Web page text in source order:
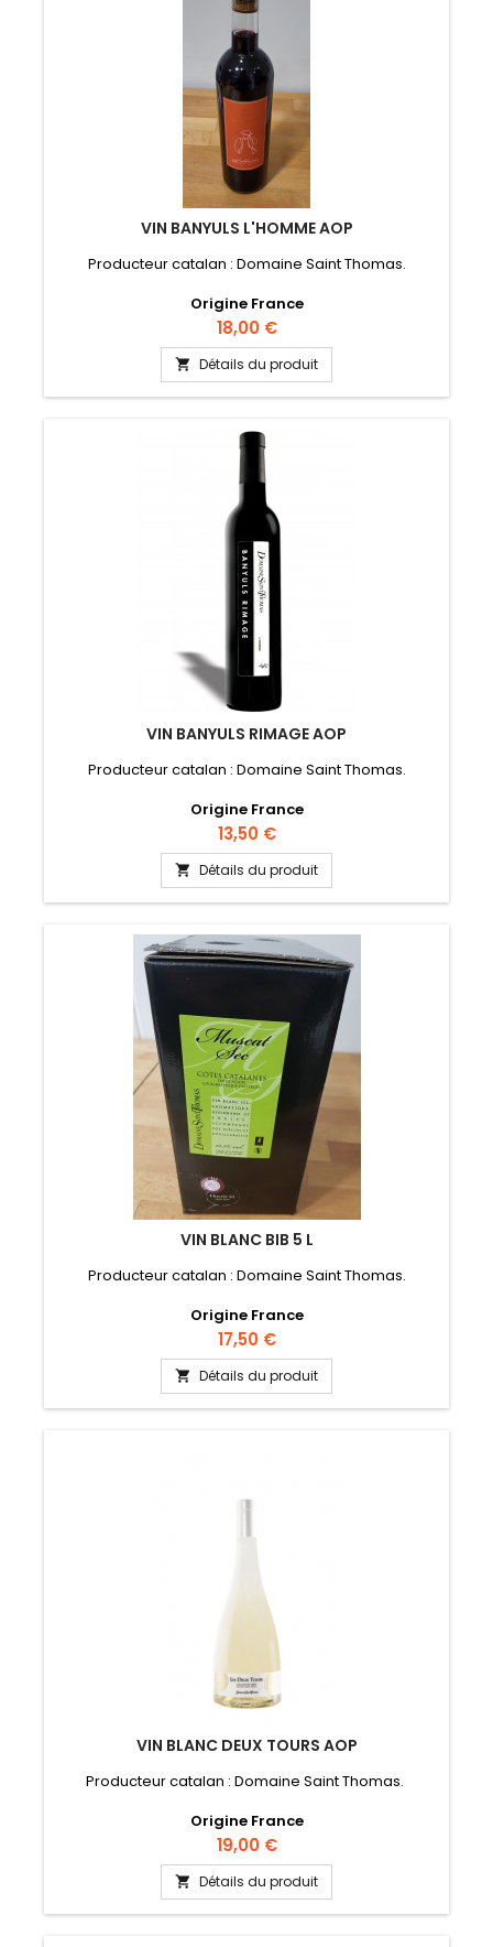
VIN BANYULS L'HOMME AOP
Producteur catalan : Domaine Saint Thomas.
Origine France
Prix
18,00 €
 Détails du produit
VIN BANYULS RIMAGE AOP
Producteur catalan : Domaine Saint Thomas.
Origine France
Prix
13,50 €
 Détails du produit
VIN BLANC BIB 5 L
Producteur catalan : Domaine Saint Thomas.
Origine France
Prix
17,50 €
 Détails du produit
VIN BLANC DEUX TOURS AOP
Producteur catalan : Domaine Saint Thomas.
Origine France
Prix
19,00 €
 Détails du produit